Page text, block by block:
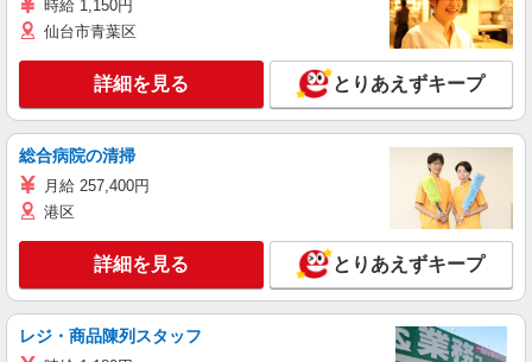
時給 1,150円
仙台市青葉区
詳細を見る とりあえずキープ
総合病院の清掃
月給 257,400円
港区
詳細を見る とりあえずキープ
レジ・商品陳列スタッフ